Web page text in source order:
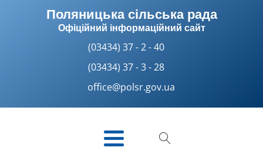
Поляницька сільська рада
Офіційний інформаційний сайт
(03434) 37 - 2 - 40
(03434) 37 - 3 - 28
office@polsr.gov.ua